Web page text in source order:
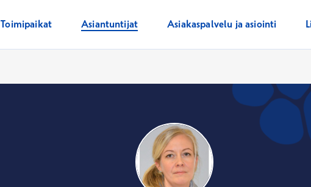
Toimipaikat Asiantuntijat Asiakaspalvelu ja asiointi